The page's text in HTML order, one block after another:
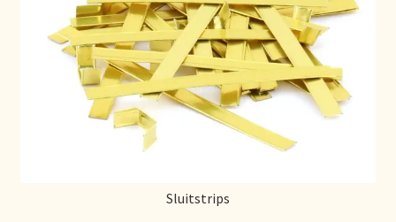
Webwinkel
Welcome to our Tea Wholesale business!
Willkommen in unserem Teegroßhandel!
Sluitstrips